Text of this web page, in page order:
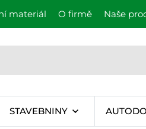
materiál O firmě Naše
STAVEBNINY